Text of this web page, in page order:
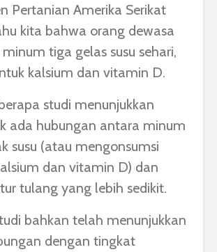
Pertanian Amerika Serikat
kita bahwa orang dewasa
tiga gelas susu sehari,
kalsium dan vitamin D.
studi menunjukkan
ada hubungan antara minum
susu (atau mengonsumsi
dan vitamin D) dan
tulang yang lebih sedikit.
bahkan telah menunjukkan
dengan tingkat